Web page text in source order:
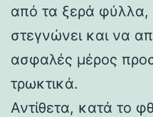
από τα ξερά φύλλα,
στεγνώνει και να
ασφαλές μέρος
τρωκτικά.
Αντίθετα, κατά το